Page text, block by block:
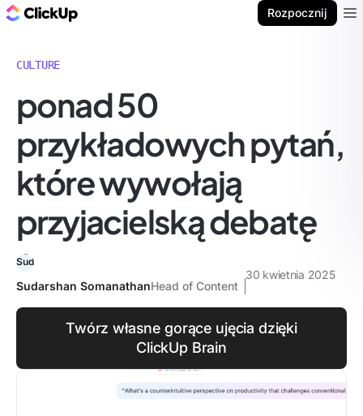
Rozpocznij
CULTURE
ponad 50
przykładowych pytań,
które wywołają
przyjacielską debatę
Sudarshan SomanathanHead of Content
30 kwietnia 2025
Twórz własne gorące ujęcia dzięki
ClickUp Brain